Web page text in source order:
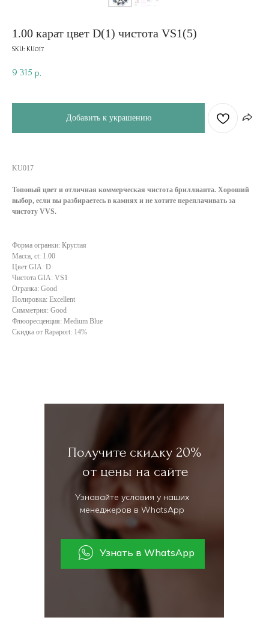
1.00 карат цвет D(1) чистота VS1(5)
SKU: KU017
9 315 р.
Добавить к украшению
KU017
Топовый цвет и отличная коммерческая чистота бриллианта. Хороший
выбор, если вы разбираетесь в камнях и не хотите переплачивать за
чистоту VVS.
Форма огранки: Круглая
Масса, ct: 1.00
Цвет GIA: D
Чистота GIA: VS1
Огранка: Good
Полировка: Excellent
Симметрия: Good
Флюоресценция: Medium Blue
Скидка от Rapaport: 14%
Получите скидку 20%
от цены на сайте
Узнавайте условия у наших
менеджеров в WhatsApp
Узнать в WhatsApp